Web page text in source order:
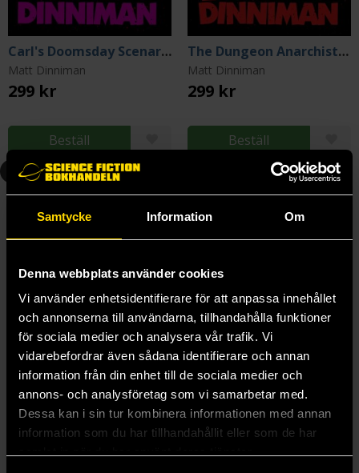
Samtycke Information Om
Denna webbplats använder cookies
Vi använder enhetsidentifierare för att anpassa innehållet
och annonserna till användarna, tillhandahålla funktioner
för sociala medier och analysera vår trafik. Vi
vidarebefordrar även sådana identifierare och annan
information från din enhet till de sociala medier och
annons- och analysföretag som vi samarbetar med.
Dessa kan i sin tur kombinera informationen med annan
information som du har tillhandahållit eller som de har
Carl's Doomsday Scenario
Matt Dinniman
299 kr
Beställ
The Dungeon Anarchist's Cookbook
Matt Dinniman
299 kr
Beställ
The Gate of the Feral Gods